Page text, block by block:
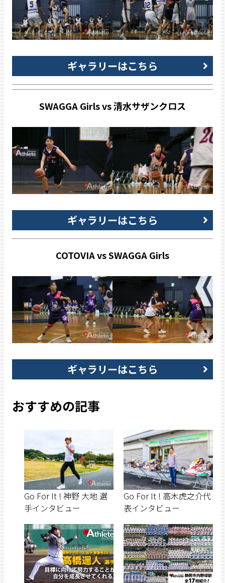
ギャラリーはこちら
SWAGGA Girls vs 清水サザンクロス
ギャラリーはこちら
COTOVIA vs SWAGGA Girls
ギャラリーはこちら
おすすめの記事
Go For It ! 神野 大地 選
手インタビュー
Go For It ! 高木虎之介代
表インタビュー